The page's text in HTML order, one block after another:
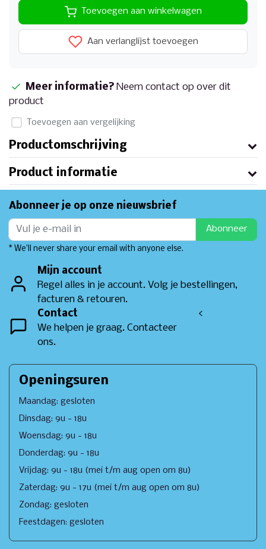
Toevoegen aan winkelwagen
Aan verlanglijst toevoegen
Meer informatie? Neem contact op over dit
product
Toevoegen aan vergelijking
Productomschrijving
Product informatie
Abonneer je op onze nieuwsbrief
Abonneer
* We'll never share your email with anyone else.
Mijn account
Regel alles in je account. Volg je bestellingen,
facturen & retouren.
Contact
We helpen je graag. Contacteer
ons.
<
Openingsuren
Maandag: gesloten
Dinsdag: 9u - 18u
Woensdag: 9u - 18u
Donderdag: 9u - 18u
Vrijdag: 9u - 18u (mei t/m aug open om 8u)
Zaterdag: 9u - 17u (mei t/m aug open om 8u)
Zondag: gesloten
Feestdagen: gesloten